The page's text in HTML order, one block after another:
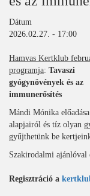
Dátum
2026.02.27. - 17:00
Hamvas Kertklub
programja: Tavaszi
gyógynövények és az
immunerősítés
Mándi Mónika
alapjairól és tíz olyan
gyűjthetünk be
Szakirodalmi ajánlóval
Regisztráció a